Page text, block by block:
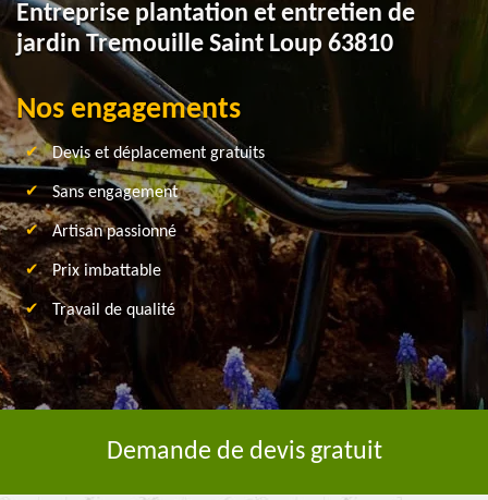
Entreprise plantation et entretien de
jardin Tremouille Saint Loup 63810
Nos engagements
Devis et déplacement gratuits
Sans engagement
Artisan passionné
Prix imbattable
Travail de qualité
Demande de devis gratuit